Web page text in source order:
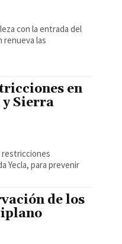
con la entrada del
renueva las
en
y Sierra
restricciones
Yecla, para prevenir
de los